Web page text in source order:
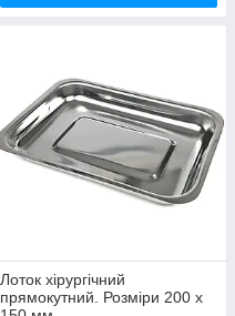
Лоток хірургічний
прямокутний. Розміри 200 х